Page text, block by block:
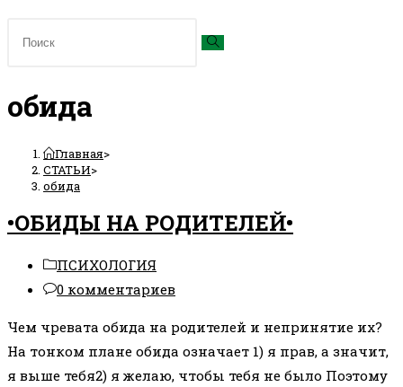
обида
Главная>
СТАТЬИ>
обида
•ОБИДЫ НА РОДИТЕЛЕЙ•
Рубрика
записи:
ПСИХОЛОГИЯ
Комментарии
записи:
0 комментариев
Чем чревата обида на родителей и непринятие их?
На тонком плане обида означает 1) я прав, а значит,
я выше тебя2) я желаю, чтобы тебя не было Поэтому